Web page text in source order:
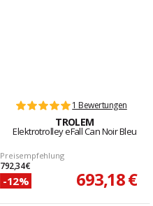
1 Bewertungen
TROLEM
Elektrotrolley eFall Can Noir Bleu
Preisempfehlung
792,34 €
-12% 693,18 €